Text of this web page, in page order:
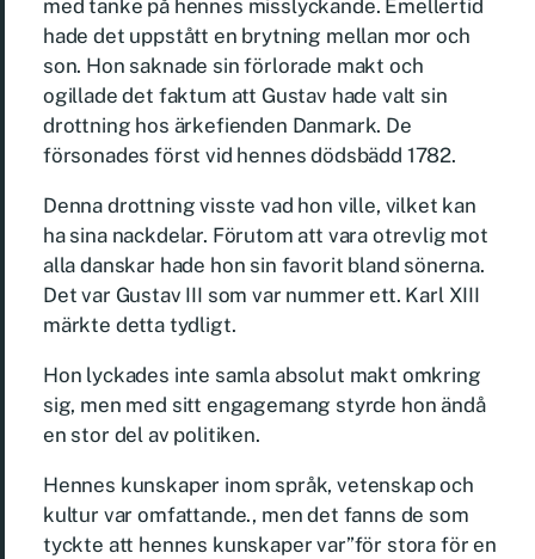
med tanke på hennes misslyckande. Emellertid
hade det uppstått en brytning mellan mor och
son. Hon saknade sin förlorade makt och
ogillade det faktum att Gustav hade valt sin
drottning hos ärkefienden Danmark. De
försonades först vid hennes dödsbädd 1782.
Denna drottning visste vad hon ville, vilket kan
ha sina nackdelar. Förutom att vara otrevlig mot
alla danskar hade hon sin favorit bland sönerna.
Det var Gustav III som var nummer ett. Karl XIII
märkte detta tydligt.
Hon lyckades inte samla absolut makt omkring
sig, men med sitt engagemang styrde hon ändå
en stor del av politiken.
Hennes kunskaper inom språk, vetenskap och
kultur var omfattande., men det fanns de som
tyckte att hennes kunskaper var”för stora för en